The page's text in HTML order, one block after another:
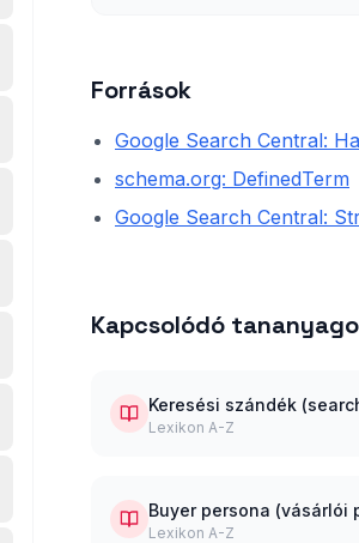
Források
Google Search Central:
schema.org: DefinedTerm
Google Search Central:
Kapcsolódó
Keresési szándék
Lexikon A-Z
Buyer persona (vásárlói
Lexikon A-Z